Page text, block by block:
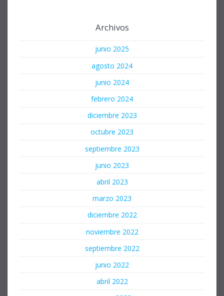
Archivos
junio 2025
agosto 2024
junio 2024
febrero 2024
diciembre 2023
octubre 2023
septiembre 2023
junio 2023
abril 2023
marzo 2023
diciembre 2022
noviembre 2022
septiembre 2022
junio 2022
abril 2022